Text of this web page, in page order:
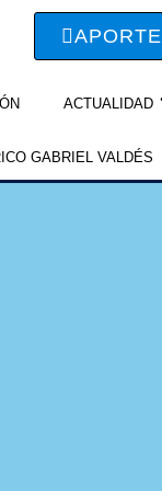
APORTE
ACTUALIDAD
GABRIEL VALDÉS